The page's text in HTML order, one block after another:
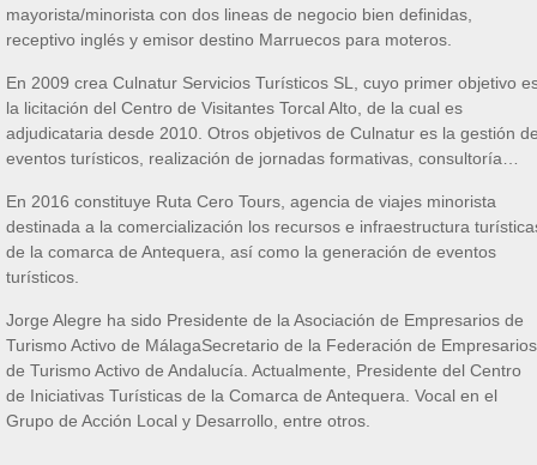
mayorista/minorista con dos lineas de negocio bien definidas,
receptivo inglés y emisor destino Marruecos para moteros.
En 2009 crea Culnatur Servicios Turísticos SL, cuyo primer objetivo
la licitación del Centro de Visitantes Torcal Alto, de la cual es
adjudicataria desde 2010. Otros objetivos de Culnatur es la gestión
eventos turísticos, realización de jornadas formativas, consultoría…
En 2016 constituye Ruta Cero Tours, agencia de viajes minorista
destinada a la comercialización los recursos e infraestructura
de la comarca de Antequera, así como la generación de eventos
turísticos.
Jorge Alegre ha sido Presidente de la Asociación de Empresarios de
Turismo Activo de MálagaSecretario de la Federación de Empresarios
de Turismo Activo de Andalucía. Actualmente, Presidente del Centro
de Iniciativas Turísticas de la Comarca de Antequera. Vocal en el
Grupo de Acción Local y Desarrollo, entre otros.